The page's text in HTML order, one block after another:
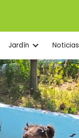
Jardín Noticias